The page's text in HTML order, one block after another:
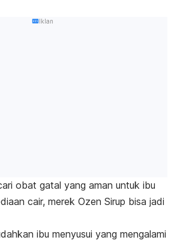
Iklan
obat gatal yang aman untuk ibu
cair, merek Ozen Sirup bisa jadi
ibu menyusui yang mengalami